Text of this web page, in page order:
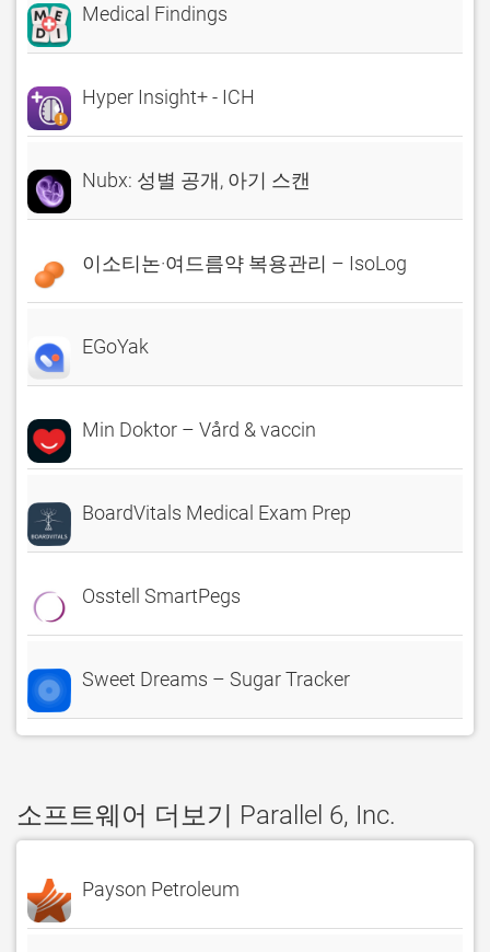
Medical Findings
Hyper Insight+ - ICH
Nubx: 성별 공개, 아기 스캔
이소티논·여드름약 복용관리 – IsoLog
EGoYak
Min Doktor – Vård & vaccin
BoardVitals Medical Exam Prep
Osstell SmartPegs
Sweet Dreams – Sugar Tracker
소프트웨어 더보기 Parallel 6, Inc.
Payson Petroleum